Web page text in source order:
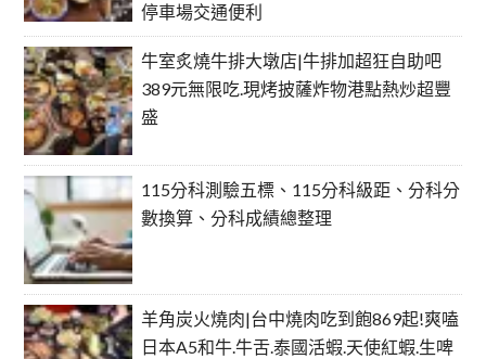
停車場交通便利
牛室炙燒牛排大墩店|牛排加超狂自助吧
389元無限吃.現烤披薩炸物港點熱炒超豐
盛
115分科測驗五標、115分科級距、分科分
數換算、分科成績總整理
羊角炭火燒肉|台中燒肉吃到飽869起!爽嗑
日本A5和牛.牛舌.泰國活蝦.天使紅蝦.生啤